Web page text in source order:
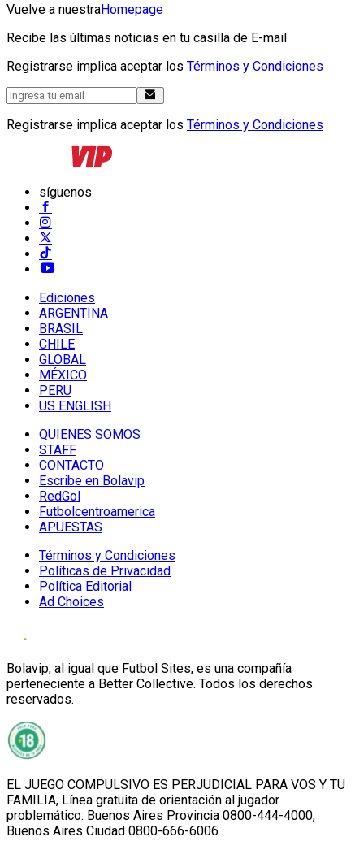
Vuelve a nuestraHomepage
Recibe las últimas noticias en tu casilla de E-mail
Registrarse implica aceptar los Términos y Condiciones
Registrarse implica aceptar los Términos y Condiciones
síguenos
Ediciones
ARGENTINA
BRASIL
CHILE
GLOBAL
MÉXICO
PERU
US ENGLISH
QUIENES SOMOS
STAFF
CONTACTO
Escribe en Bolavip
RedGol
Futbolcentroamerica
APUESTAS
Términos y Condiciones
Políticas de Privacidad
Política Editorial
Ad Choices
Bolavip, al igual que Futbol Sites, es una compañía
perteneciente a Better Collective. Todos los derechos
reservados.
EL JUEGO COMPULSIVO ES PERJUDICIAL PARA VOS Y TU
FAMILIA, Línea gratuita de orientación al jugador
problemático: Buenos Aires Provincia 0800-444-4000,
Buenos Aires Ciudad 0800-666-6006